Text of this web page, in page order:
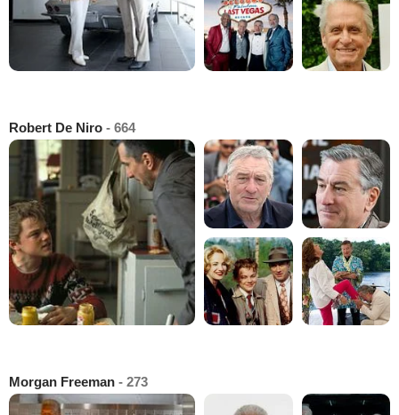
Robert De Niro - 664
Morgan Freeman - 273